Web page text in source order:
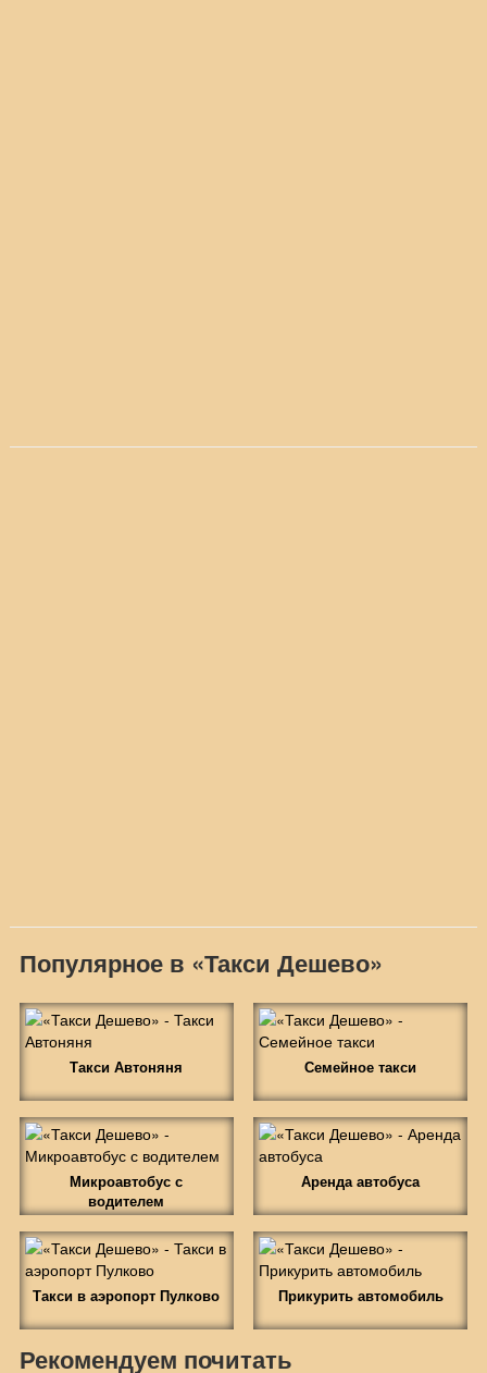
Популярное в «Такси Дешево»
Такси Автоняня Семейное такси
Микроавтобус с
водителем
Аренда автобуса
Такси в аэропорт Пулково Прикурить автомобиль
Рекомендуем почитать